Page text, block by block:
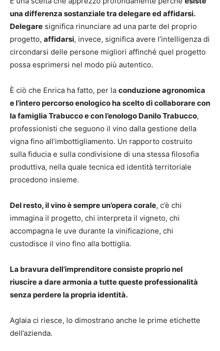
una differenza sostanziale tra delegare ed affidarsi.
Delegare significa rinunciare ad una parte del proprio
progetto, affidarsi, invece, significa avere l’intelligenza di
circondarsi delle persone migliori affinché quel progetto
possa esprimersi nel modo più autentico.
È ciò che Enrica ha fatto, per la conduzione agronomica
e l’intero percorso enologico ha scelto di collaborare con
la famiglia Trabucco e con l’enologo Danilo Trabucco,
professionisti che seguono il vino dalla gestione della
vigna fino all’imbottigliamento. Un rapporto costruito
sulla fiducia e sulla condivisione di una stessa filosofia
produttiva, nella quale tecnica ed identità territoriale
procedono insieme.
Del resto, il vino è sempre un’opera corale, c’è chi
immagina il progetto, chi interpreta il vigneto, chi
accompagna le uve durante la vinificazione, chi
custodisce il vino fino alla bottiglia.
La bravura dell’imprenditore consiste proprio nel
riuscire a dare armonia a tutte queste professionalità
senza perdere la propria identità.
Aglaia ci riesce, lo dimostrano anche le prime etichette
dell’azienda.